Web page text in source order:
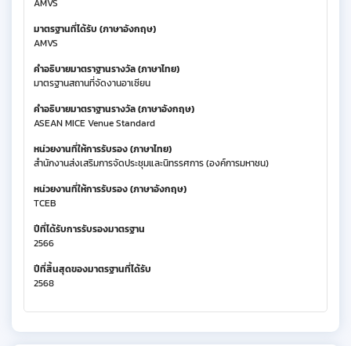
AMVS
มาตรฐานที่ได้รับ (ภาษาอังกฤษ)
AMVS
คำอธิบายมาตราฐานรางวัล (ภาษาไทย)
มาตรฐานสถานที่จัดงานอาเซียน
คำอธิบายมาตราฐานรางวัล (ภาษาอังกฤษ)
ASEAN MICE Venue Standard
หน่วยงานที่ให้การรับรอง (ภาษาไทย)
สำนักงานส่งเสริมการจัดประชุมและนิทรรศการ (องค์การมหาชน)
หน่วยงานที่ให้การรับรอง (ภาษาอังกฤษ)
TCEB
ปีที่ได้รับการรับรองมาตรฐาน
2566
ปีที่สิ้นสุดของมาตรฐานที่ได้รับ
2568